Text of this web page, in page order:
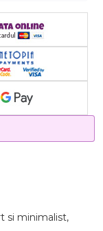
si minimalist,